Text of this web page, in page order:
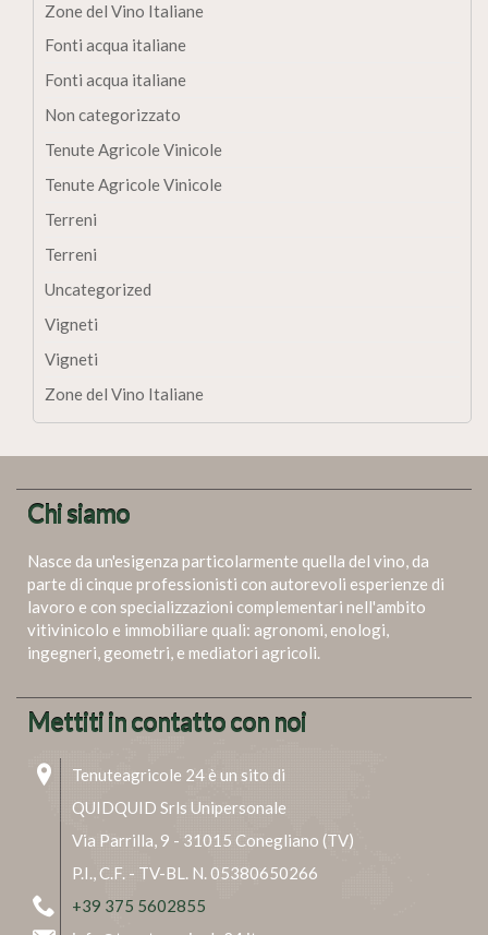
Zone del Vino Italiane
Fonti acqua italiane
Fonti acqua italiane
Non categorizzato
Tenute Agricole Vinicole
Tenute Agricole Vinicole
Terreni
Terreni
Uncategorized
Vigneti
Vigneti
Zone del Vino Italiane
Chi siamo
Nasce da un'esigenza particolarmente quella del vino, da
parte di cinque professionisti con autorevoli esperienze di
lavoro e con specializzazioni complementari nell'ambito
vitivinicolo e immobiliare quali: agronomi, enologi,
ingegneri, geometri, e mediatori agricoli.
Mettiti in contatto con noi
Tenuteagricole 24 è un sito di
QUIDQUID Srls Unipersonale
Via Parrilla, 9 - 31015 Conegliano (TV)
P.I., C.F. - TV-BL. N. 05380650266
+39 375 5602855